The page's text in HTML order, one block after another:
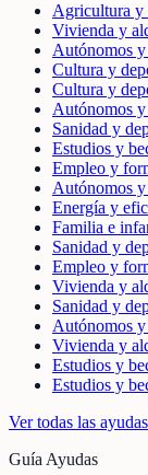
Agricultura y
Vivienda y
Autónomos y
Cultura y
Cultura y
Autónomos y
Sanidad y
Estudios y
Empleo y
Autónomos y
Energía y
Familia e
Sanidad y
Empleo y
Vivienda y
Sanidad y
Autónomos y
Vivienda y
Estudios y
Estudios y
Ver todas las
Guía Ayudas